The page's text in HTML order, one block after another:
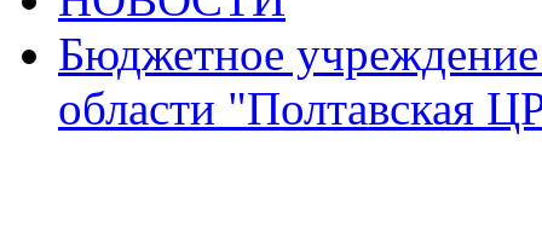
Бюджетное
области "Полтавская